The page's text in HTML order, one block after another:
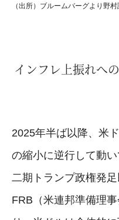
（出所）ブルームバーグより野
インフレ上振れへ
2025年半ば以降、米
の縮小に逆行して動
二期トランプ政権発
FRB（米連邦準備理